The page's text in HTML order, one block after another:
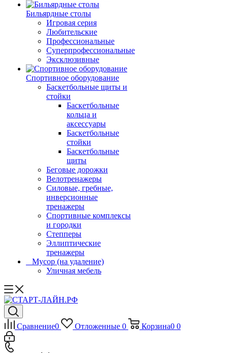
Бильярдные столы
Игровая серия
Любительские
Профессиональные
Суперпрофессиональные
Эксклюзивные
Спортивное оборудование
Баскетбольные щиты и
стойки
Баскетбольные
кольца и
аксессуары
Баскетбольные
стойки
Баскетбольные
щиты
Беговые дорожки
Велотренажеры
Силовые, гребные,
инверсионные
тренажеры
Спортивные комплексы
и городки
Степперы
Эллиптические
тренажеры
_ Мусор (на удаление)
Уличная мебель
Сравнение0 Отложенные 0 Корзина0 0